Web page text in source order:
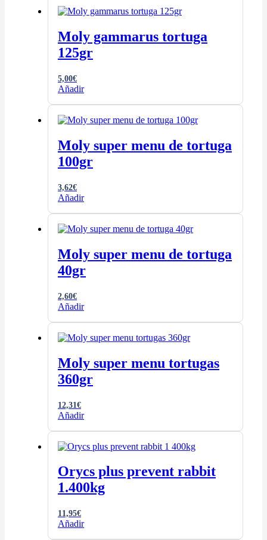
Moly gammarus tortuga
125gr
5,00€
Añadir
Moly super menu de tortuga
100gr
3,62€
Añadir
Moly super menu de tortuga
40gr
2,60€
Añadir
Moly super menu tortugas
360gr
12,31€
Añadir
Orycs plus prevent rabbit
1.400kg
11,95€
Añadir